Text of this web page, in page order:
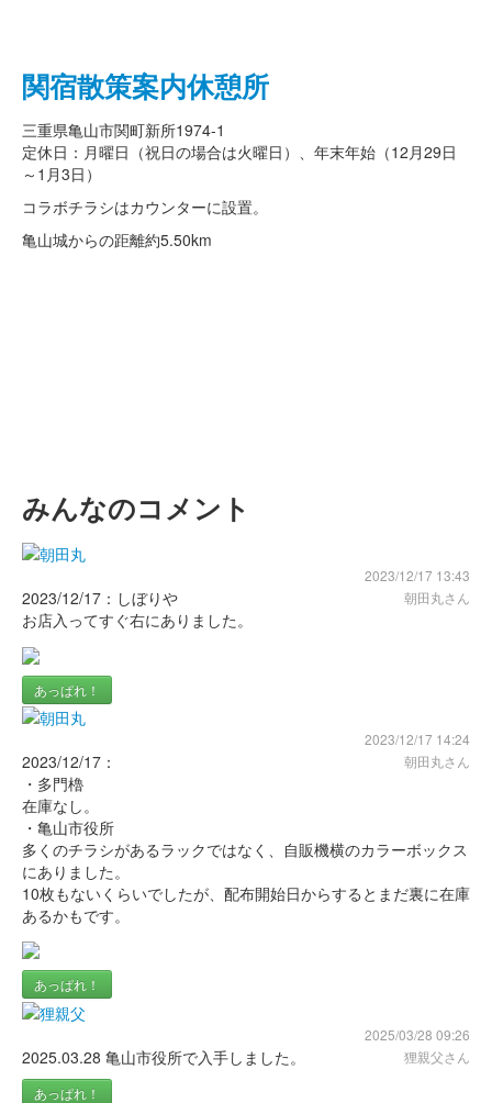
関宿散策案内休憩所
三重県亀山市関町新所1974-1
定休日：月曜日（祝日の場合は火曜日）、年末年始（12月29日
～1月3日）
コラボチラシはカウンターに設置。
亀山城からの距離約5.50km
みんなのコメント
2023/12/17 13:43
朝田丸さん
2023/12/17：しぼりや
お店入ってすぐ右にありました。
あっぱれ！
2023/12/17 14:24
朝田丸さん
2023/12/17：
・多門櫓
在庫なし。
・亀山市役所
多くのチラシがあるラックではなく、自販機横のカラーボックス
にありました。
10枚もないくらいでしたが、配布開始日からするとまだ裏に在庫
あるかもです。
あっぱれ！
2025/03/28 09:26
狸親父さん
2025.03.28 亀山市役所で入手しました。
あっぱれ！